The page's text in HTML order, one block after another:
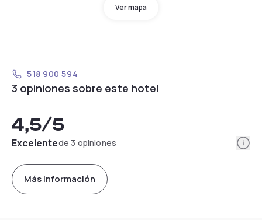
Ver mapa
518 900 594
3 opiniones sobre este hotel
4,5/5
Excelentede 3 opiniones
Más información